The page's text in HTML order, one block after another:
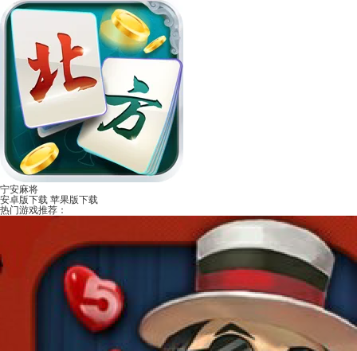
宁安麻将
安卓版下载 苹果版下载
热门游戏推荐：